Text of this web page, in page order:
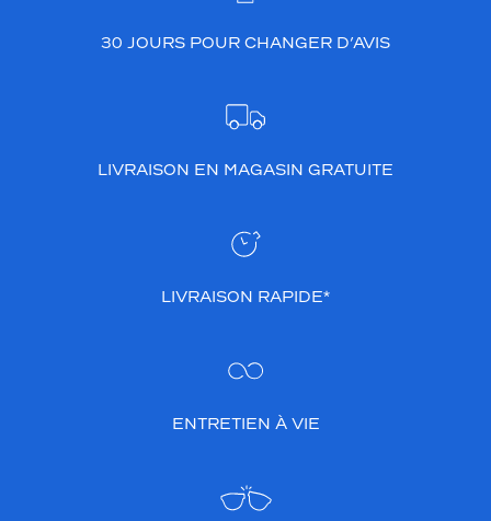
30 JOURS POUR CHANGER D’AVIS
LIVRAISON EN MAGASIN GRATUITE
LIVRAISON RAPIDE*
ENTRETIEN À VIE